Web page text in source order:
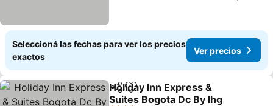
Seleccioná las fechas para ver los precios
exactos
Ver precios
CompartirAñadir a favoritos
Holiday Inn Express &
Suites Bogota Dc By Ihg